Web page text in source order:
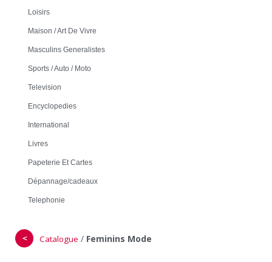
Loisirs
Maison / Art De Vivre
Masculins Generalistes
Sports / Auto / Moto
Television
Encyclopedies
International
Livres
Papeterie Et Cartes
Dépannage/cadeaux
Telephonie
＜ Catalogue / Feminins Mode